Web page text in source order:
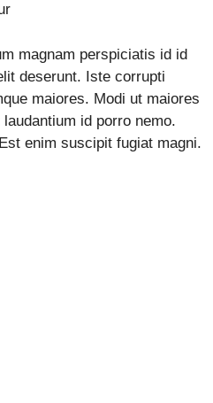
magnam perspiciatis id id
deserunt. Iste corrupti
maiores. Modi ut maiores
id porro nemo.
enim suscipit fugiat magni.